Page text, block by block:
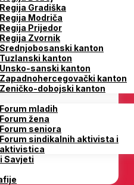
Regija Gradiška
Regija Modriča
Regija Prijedor
Regija Zvornik
Srednjobosanski kanton
Tuzlanski kanton
Unsko-sanski kanton
Zapadnohercegovački kanton
Zeničko-dobojski kanton
Forum mladih
Forum žena
Forum seniora
Forum sindikalnih aktivista i
aktivistica
Savjeti